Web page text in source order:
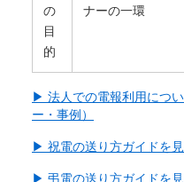
の
目
的
ナーの一環
▶ 法人での電報利用につ
ー・事例）
▶ 祝電の送り方ガイドを見
▶ 弔電の送り方ガイドを見